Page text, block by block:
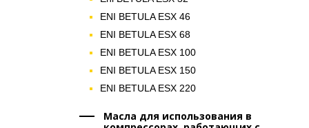
ENI BETULA ESX 46
ENI BETULA ESX 68
ENI BETULA ESX 100
ENI BETULA ESX 150
ENI BETULA ESX 220
Масла для использования в